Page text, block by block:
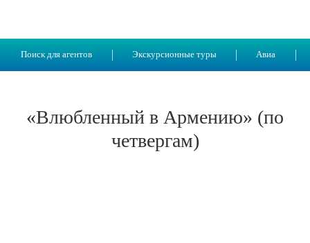
Поиск для агентов Экскурсионные туры Авиа
«Влюбленный в Армению» (по
четвергам)